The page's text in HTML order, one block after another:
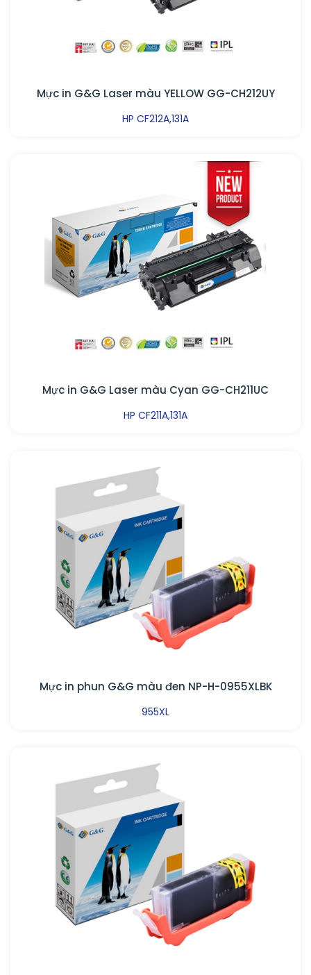
Mực in G&G Laser màu YELLOW GG-CH212UY
HP CF212A,131A
Mực in G&G Laser màu Cyan GG-CH211UC
HP CF211A,131A
Mực in phun G&G màu đen NP-H-0955XLBK
955XL